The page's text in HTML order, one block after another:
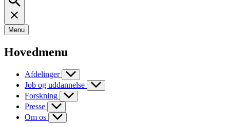
Menu
Hovedmenu
Afdelinger
Job og uddannelse
Forskning
Presse
Om os